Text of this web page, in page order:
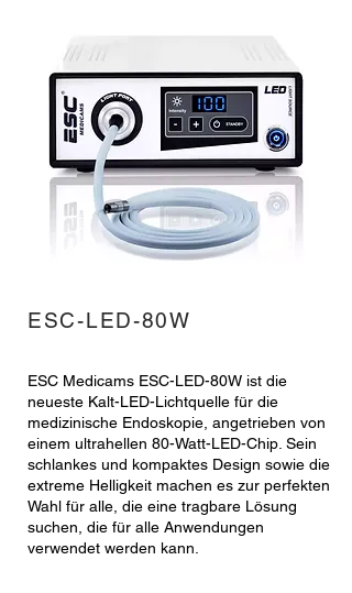
ESC-LED-80W
ESC Medicams ESC-LED-80W ist die
neueste Kalt-LED-Lichtquelle für die
medizinische Endoskopie, angetrieben von
einem ultrahellen 80-Watt-LED-Chip. Sein
schlankes und kompaktes Design sowie die
extreme Helligkeit machen es zur perfekten
Wahl für alle, die eine tragbare Lösung
suchen, die für alle Anwendungen
verwendet werden kann.